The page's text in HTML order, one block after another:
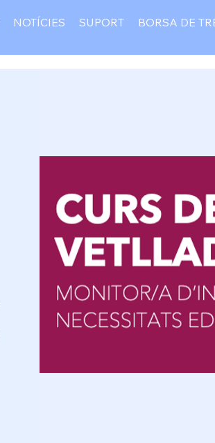
NOTÍCIES SUPORT BORSA DE